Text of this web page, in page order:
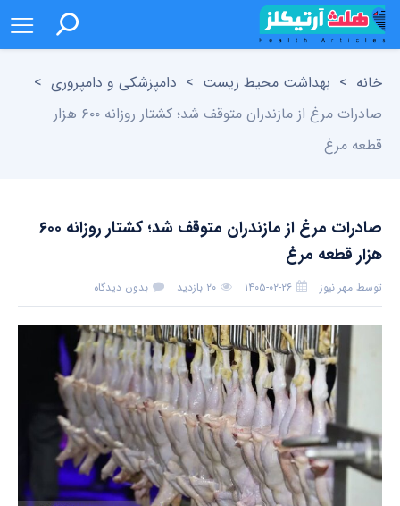
خانه > بهداشت محیط زیست > دامپزشکی و دامپروری >
صادرات مرغ از مازندران متوقف شد؛ کشتار روزانه ۶۰۰ هزار
‌قطعه مرغ
صادرات مرغ از مازندران متوقف شد؛ کشتار روزانه ۶۰۰
هزار ‌قطعه مرغ
توسط مهر نیوز ۱۴۰۵-۰۲-۲۶ ۲۰ بازدید بدون دیدگاه